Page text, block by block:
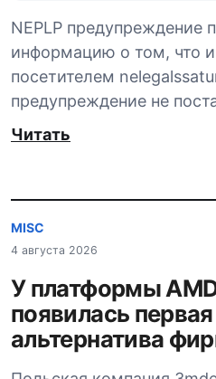
NEPLP предупреждение
информацию о том, что
посетителем
предупреждение не
Читать
MISC
4 августа 2026
У платформы
появилась
альтернатива